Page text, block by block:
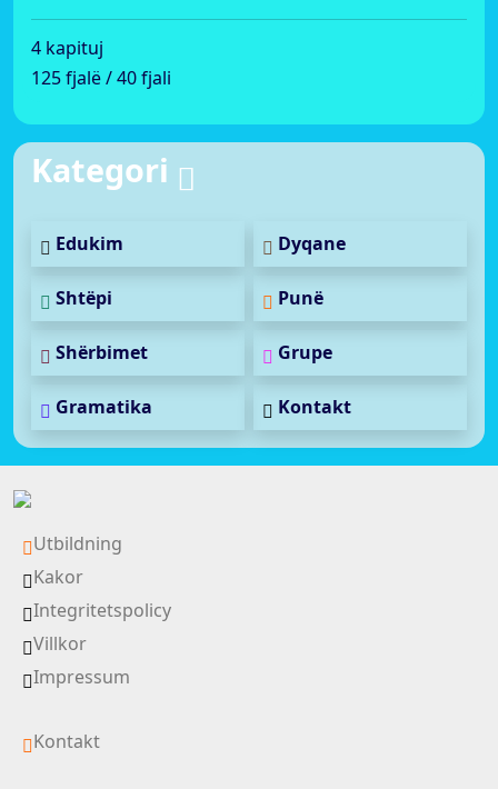
4 kapituj
125 fjalë / 40 fjali
Kategori
Edukim Dyqane
Shtëpi Punë
Shërbimet Grupe
Gramatika Kontakt
Utbildning
Kakor
Integritetspolicy
Villkor
Impressum
Kontakt